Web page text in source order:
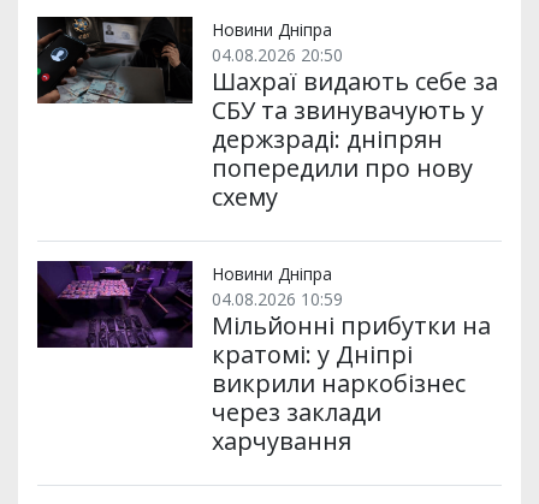
и k m p
Новини Дніпра
04.08.2026 20:50
Шахраї видають себе за
СБУ та звинувачують у
держзраді: дніпрян
попередили про нову
схему
Новини Дніпра
04.08.2026 10:59
Мільйонні прибутки на
кратомі: у Дніпрі
викрили наркобізнес
через заклади
харчування